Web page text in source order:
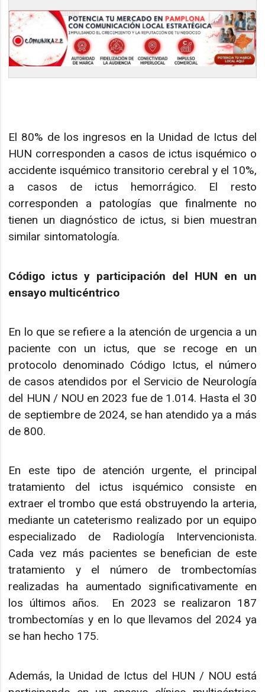
El 80% de los ingresos en la Unidad de Ictus del
HUN corresponden a casos de ictus isquémico o
accidente isquémico transitorio cerebral y el 10%,
a casos de ictus hemorrágico. El resto
corresponden a patologías que finalmente no
tienen un diagnóstico de ictus, si bien muestran
similar sintomatología.
Código ictus y participación del HUN en un
ensayo multicéntrico
En lo que se refiere a la atención de urgencia a un
paciente con un ictus, que se recoge en un
protocolo denominado Código Ictus, el número
de casos atendidos por el Servicio de Neurología
del HUN / NOU en 2023 fue de 1.014. Hasta el 30
de septiembre de 2024, se han atendido ya a más
de 800.
En este tipo de atención urgente, el principal
tratamiento del ictus isquémico consiste en
extraer el trombo que está obstruyendo la arteria,
mediante un cateterismo realizado por un equipo
especializado de Radiología Intervencionista.
Cada vez más pacientes se benefician de este
tratamiento y el número de trombectomías
realizadas ha aumentado significativamente en
los últimos años. En 2023 se realizaron 187
trombectomías y en lo que llevamos del 2024 ya
se han hecho 175.
Además, la Unidad de Ictus del HUN / NOU está